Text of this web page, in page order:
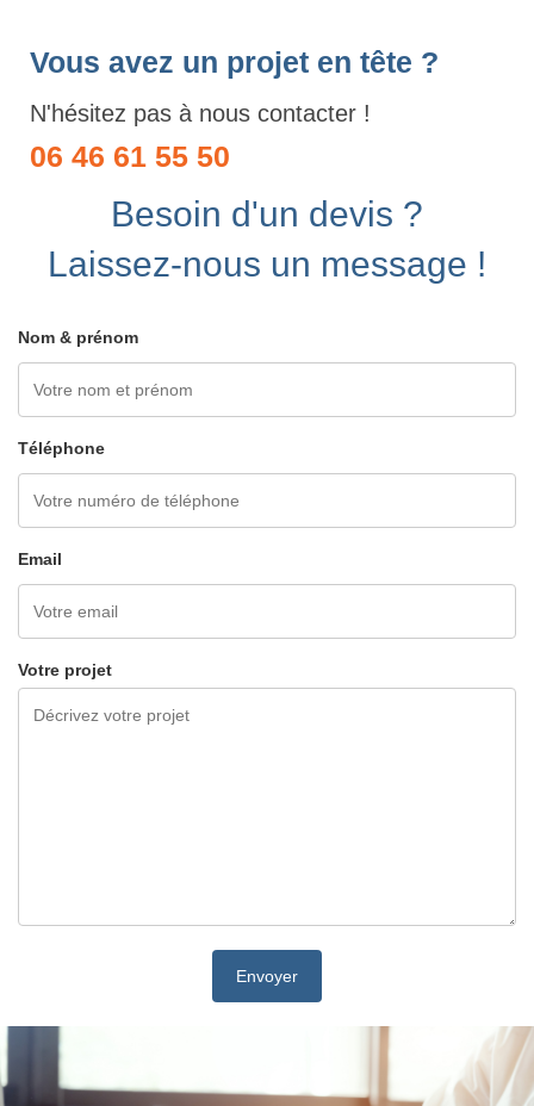
Vous avez un projet en tête ?
N'hésitez pas à nous contacter !
06 46 61 55 50
Besoin d'un devis ?
Laissez-nous un message !
Nom & prénom
Téléphone
Email
Votre projet